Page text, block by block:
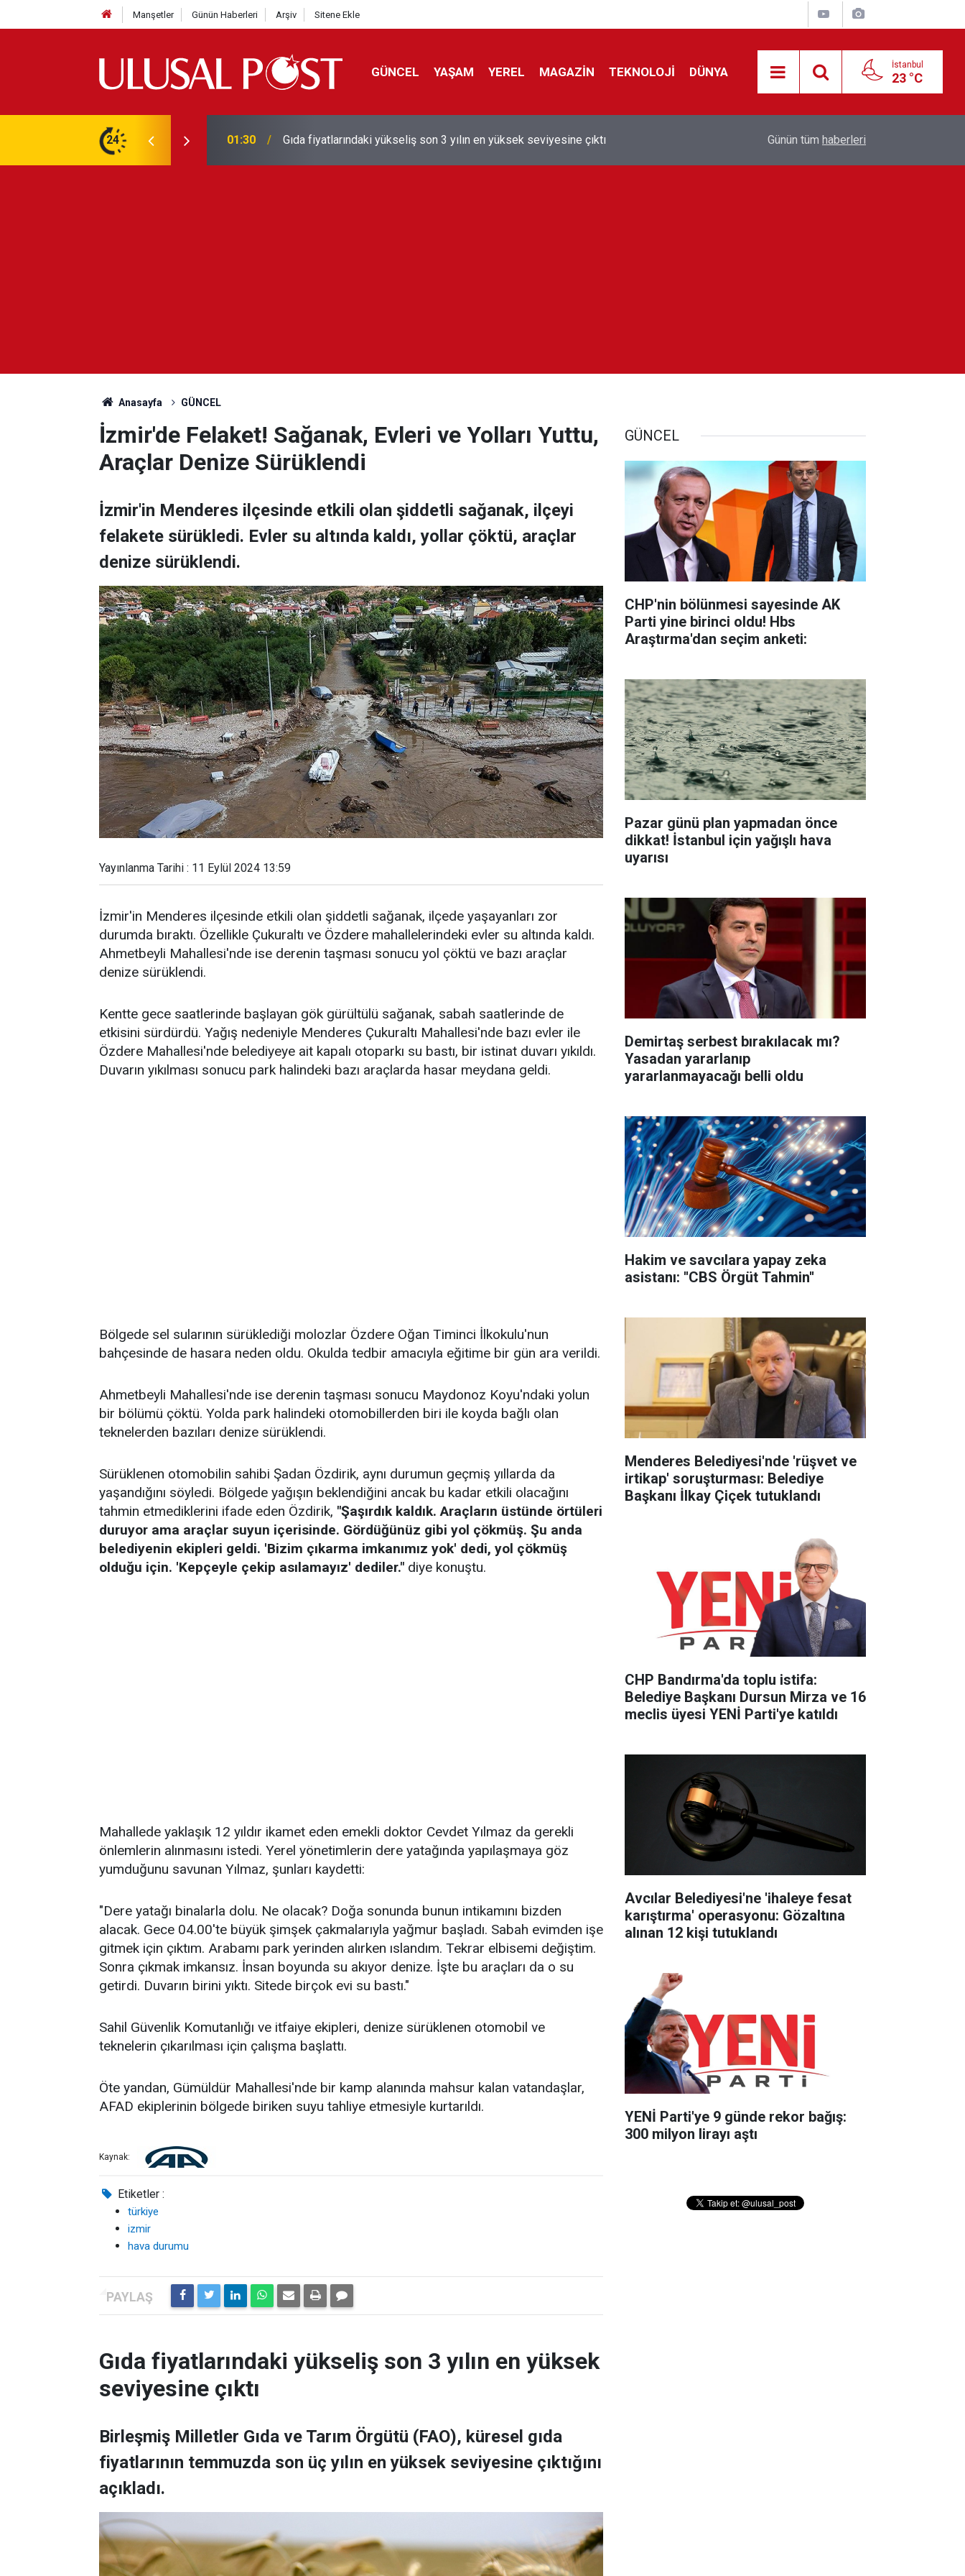
Manşetler Günün Haberleri Arşiv Sitene Ekle
GÜNCEL YAŞAM YEREL MAGAZİN TEKNOLOJİ DÜNYA İstanbul
23 °C
24
en yüksek seviyesine çıktı 01:26 Galatasaray'dan sekiz kişi hakkında savcılığa suç duyurusu
kontrol edecek
Günün tüm haberleri
Anasayfa GÜNCEL
İzmir'de Felaket! Sağanak, Evleri ve Yolları Yuttu,
Araçlar Denize Sürüklendi
İzmir'in Menderes ilçesinde etkili olan şiddetli sağanak, ilçeyi
felakete sürükledi. Evler su altında kaldı, yollar çöktü, araçlar
denize sürüklendi.
Yayınlanma Tarihi : 11 Eylül 2024 13:59
İzmir'in Menderes ilçesinde etkili olan şiddetli sağanak, ilçede yaşayanları zor
durumda bıraktı. Özellikle Çukuraltı ve Özdere mahallelerindeki evler su altında kaldı.
Ahmetbeyli Mahallesi'nde ise derenin taşması sonucu yol çöktü ve bazı araçlar
denize sürüklendi.
Kentte gece saatlerinde başlayan gök gürültülü sağanak, sabah saatlerinde de
etkisini sürdürdü. Yağış nedeniyle Menderes Çukuraltı Mahallesi'nde bazı evler ile
Özdere Mahallesi'nde belediyeye ait kapalı otoparkı su bastı, bir istinat duvarı yıkıldı.
Duvarın yıkılması sonucu park halindeki bazı araçlarda hasar meydana geldi.
Bölgede sel sularının sürüklediği molozlar Özdere Oğan Timinci İlkokulu'nun
bahçesinde de hasara neden oldu. Okulda tedbir amacıyla eğitime bir gün ara verildi.
Ahmetbeyli Mahallesi'nde ise derenin taşması sonucu Maydonoz Koyu'ndaki yolun
bir bölümü çöktü. Yolda park halindeki otomobillerden biri ile koyda bağlı olan
teknelerden bazıları denize sürüklendi.
Sürüklenen otomobilin sahibi Şadan Özdirik, aynı durumun geçmiş yıllarda da
yaşandığını söyledi. Bölgede yağışın beklendiğini ancak bu kadar etkili olacağını
tahmin etmediklerini ifade eden Özdirik, "Şaşırdık kaldık. Araçların üstünde örtüleri
duruyor ama araçlar suyun içerisinde. Gördüğünüz gibi yol çökmüş. Şu anda
belediyenin ekipleri geldi. 'Bizim çıkarma imkanımız yok' dedi, yol çökmüş
olduğu için. 'Kepçeyle çekip asılamayız' dediler." diye konuştu.
Mahallede yaklaşık 12 yıldır ikamet eden emekli doktor Cevdet Yılmaz da gerekli
önlemlerin alınmasını istedi. Yerel yönetimlerin dere yatağında yapılaşmaya göz
yumduğunu savunan Yılmaz, şunları kaydetti:
"Dere yatağı binalarla dolu. Ne olacak? Doğa sonunda bunun intikamını bizden
alacak. Gece 04.00'te büyük şimşek çakmalarıyla yağmur başladı. Sabah evimden işe
gitmek için çıktım. Arabamı park yerinden alırken ıslandım. Tekrar elbisemi değiştim.
Sonra çıkmak imkansız. İnsan boyunda su akıyor denize. İşte bu araçları da o su
getirdi. Duvarın birini yıktı. Sitede birçok evi su bastı."
Sahil Güvenlik Komutanlığı ve itfaiye ekipleri, denize sürüklenen otomobil ve
teknelerin çıkarılması için çalışma başlattı.
Öte yandan, Gümüldür Mahallesi'nde bir kamp alanında mahsur kalan vatandaşlar,
AFAD ekiplerinin bölgede biriken suyu tahliye etmesiyle kurtarıldı.
Kaynak:
Etiketler :
türkiye
izmir
hava durumu
Gıda fiyatlarındaki yükseliş son 3 yılın en yüksek
seviyesine çıktı
Birleşmiş Milletler Gıda ve Tarım Örgütü (FAO), küresel gıda
fiyatlarının temmuzda son üç yılın en yüksek seviyesine çıktığını
açıkladı.
GÜNCEL
CHP'nin bölünmesi sayesinde AK
Parti yine birinci oldu! Hbs
Araştırma'dan seçim anketi:
Pazar günü plan yapmadan önce
dikkat! İstanbul için yağışlı hava
uyarısı
Demirtaş serbest bırakılacak mı?
Yasadan yararlanıp
yararlanmayacağı belli oldu
Hakim ve savcılara yapay zeka
asistanı: ''CBS Örgüt Tahmin''
Menderes Belediyesi'nde 'rüşvet ve
irtikap' soruşturması: Belediye
Başkanı İlkay Çiçek tutuklandı
CHP Bandırma'da toplu istifa:
Belediye Başkanı Dursun Mirza ve 16
meclis üyesi YENİ Parti'ye katıldı
Avcılar Belediyesi'ne 'ihaleye fesat
karıştırma' operasyonu: Gözaltına
alınan 12 kişi tutuklandı
YENİ Parti'ye 9 günde rekor bağış:
300 milyon lirayı aştı